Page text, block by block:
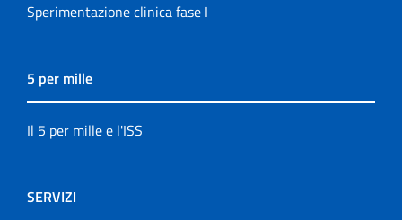
Sperimentazione clinica fase I
5 per mille
Il 5 per mille e l'ISS
SERVIZI